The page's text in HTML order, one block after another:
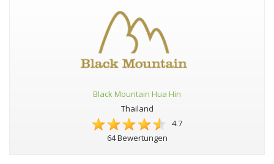
Black Mountain Hua Hin
Thailand
4.7
64 Bewertungen